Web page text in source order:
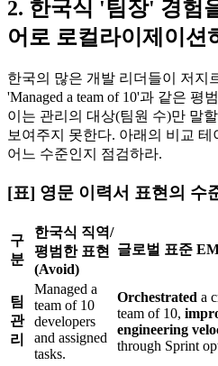
2. 한국식 '팀장' 경험
어로 로컬라이제이션
한국의 많은 개발 리더들이 저지
'Managed a team of 10'과 같은
이는 관리의 대상(팀원 수)만 말
보여주지 못한다. 아래의 비교
어느 수준인지 점검하라.
[표] 영문 이력서 표현의 수
구
분
한국식 직역/
평범한 표현
(Avoid)
글로벌 표준
팀
관
리
Managed a
team of 10
developers
and assigned
tasks.
Orchestrated a
team of 10, ​
engineering
through Sprint